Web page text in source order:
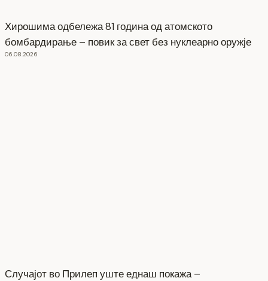
Хирошима одбележа 81 година од атомското
бомбардирање – повик за свет без нуклеарно оружје
06.08.2026
Случајот во Прилеп уште еднаш покажа –